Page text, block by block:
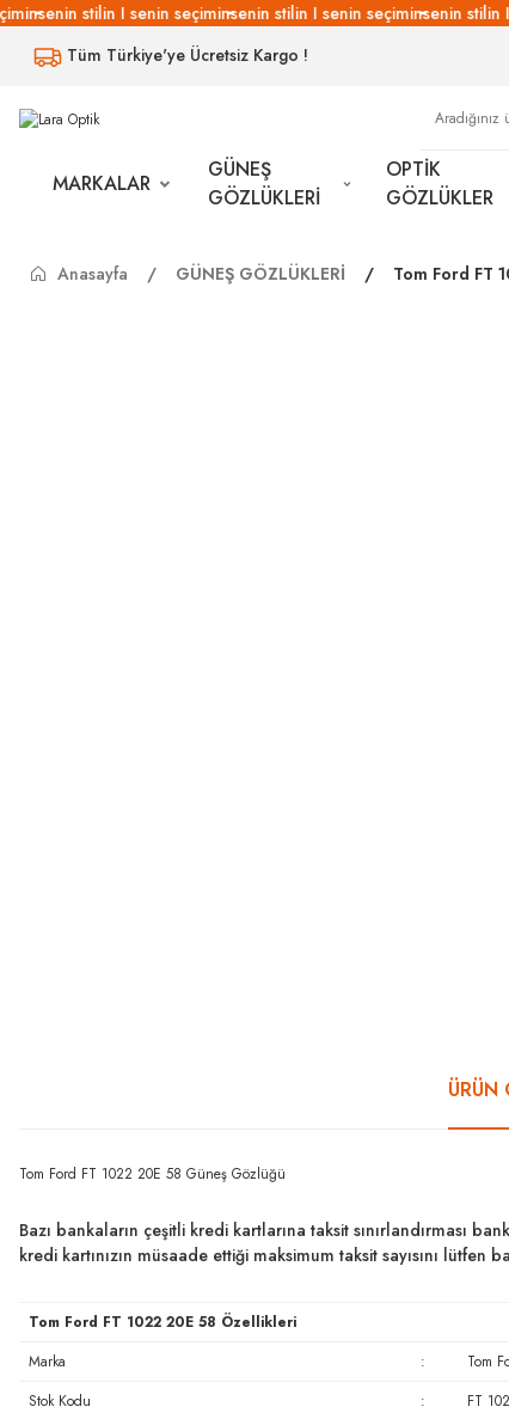
senin stilin I senin seçiminsenin stilin I senin seçiminsenin stilin I
Tüm Türkiye'ye Ücretsiz Kargo !
MARKALAR
GÜNEŞ
GÖZLÜKLERİ
OPTİK
GÖZLÜKLER
Anasayfa GÜNEŞ GÖZLÜKLERİ Tom Ford FT
ÜRÜN
Tom Ford FT 1022 20E 58 Güneş Gözlüğü
Bazı bankaların çeşitli kredi kartlarına taksit sınırlandırması
kredi kartınızın müsaade ettiği maksimum taksit sayısını
Tom Ford FT 1022 20E 58 Özellikleri
Marka
:
Tom
Stok Kodu
: FT